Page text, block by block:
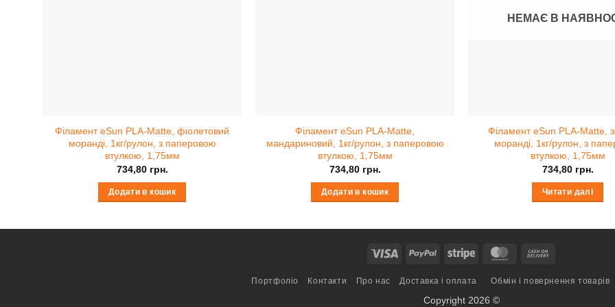
Філамент eSun PLA-Matte, фіолетовий
моранді, 1кг/рулон, з паперовою
втулкою, 1,75мм
734,80 грн.
Додати в кошик
Філамент eSun PLA-Matte,
мандариновий, 1кг/рулон, з паперовою
втулкою, 1,75мм
734,80 грн.
Додати в кошик
НЕМАЄ В
Філамент eSun PLA-Matte,
моранді, 1кг/рулон, з
втулкою, 1,75мм
734,80 грн.
Читати далі
Visa PayPal Stripe MasterCard
Delivery
Портфоліо Контакти Про нас Доставка і оплата Обмін і повернення товарів
Copyright 2026 ©